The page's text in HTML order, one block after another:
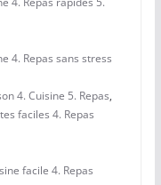
4. Repas sans stress
4. Cuisine 5. Repas,
faciles 4. Repas
facile 4. Repas